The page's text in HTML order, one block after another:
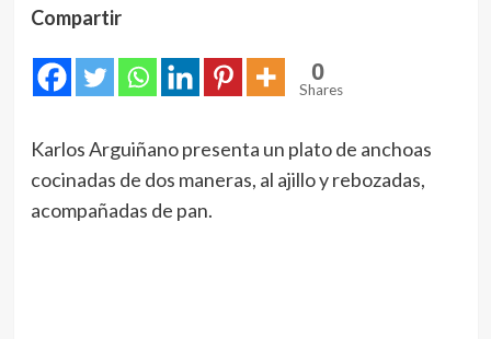
Compartir
0
Shares
Karlos Arguiñano presenta un plato de anchoas
cocinadas de dos maneras, al ajillo y rebozadas,
acompañadas de pan.